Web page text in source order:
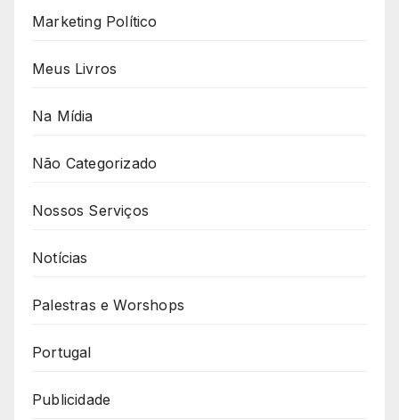
Marketing Político
Meus Livros
Na Mídia
Não Categorizado
Nossos Serviços
Notícias
Palestras e Worshops
Portugal
Publicidade